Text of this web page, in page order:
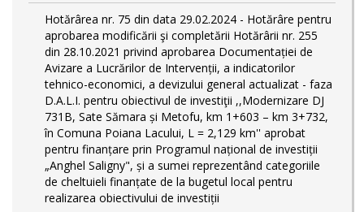
Hotărârea nr. 75 din data 29.02.2024 - Hotărâre pentru
aprobarea modificării şi completării Hotărârii nr. 255
din 28.10.2021 privind aprobarea Documentației de
Avizare a Lucrărilor de Intervenții, a indicatorilor
tehnico-economici, a devizului general actualizat - faza
D.A.L.I. pentru obiectivul de investiţii ,,Modernizare DJ
731B, Sate Sămara și Metofu, km 1+603 – km 3+732,
în Comuna Poiana Lacului, L = 2,129 km'' aprobat
pentru finanțare prin Programul național de investiții
„Anghel Saligny", și a sumei reprezentând categoriile
de cheltuieli finanțate de la bugetul local pentru
realizarea obiectivului de investiții